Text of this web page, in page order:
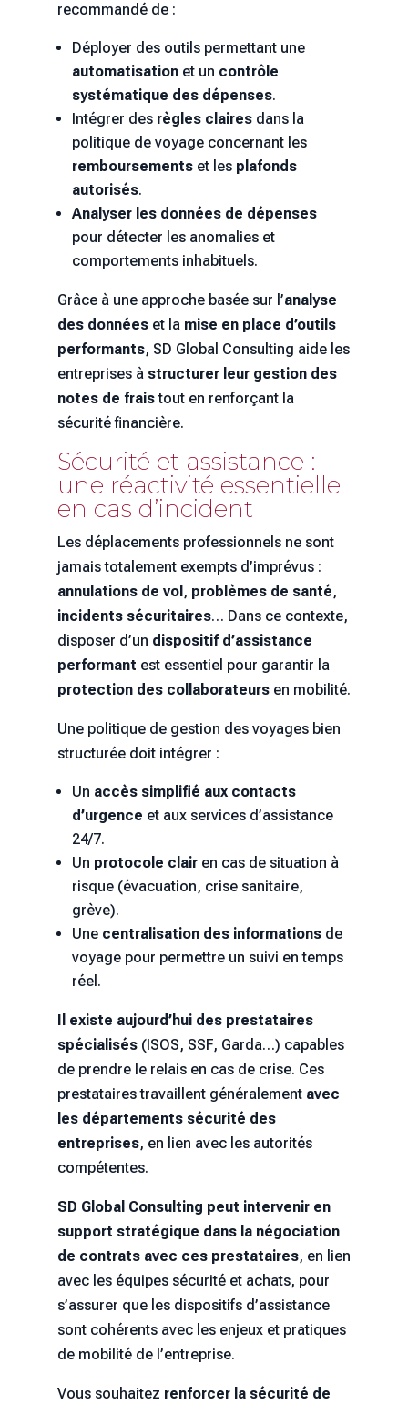
recommandé de :
Déployer des outils permettant une
automatisationet un contrôle
systématique des dépenses.
Intégrer des règles clairesdans la
politique de voyage concernant les
remboursementset les plafonds
autorisés.
Analyser les données de dépenses
pour détecter les anomalies et
comportements inhabituels.
Grâce à une approche basée sur l’analyse
des donnéeset la mise en place d’outils
performants, SD Global Consulting aide les
entreprises à structurer leur gestion des
notes de fraistout en renforçant la
sécurité financière.
Sécurité et assistance :
une réactivité essentielle
en cas d’incident
Les déplacements professionnels ne sont
jamais totalement exempts d’imprévus :
annulations de vol , problèmes de santé,
incidents sécuritaires… Dans ce contexte,
disposer d’un dispositif d’assistance
performant est essentiel pour garantir la
protection des collaborateursen mobilité.
Une politique de gestion des voyages bien
structurée doit intégrer :
Un accès simplifié aux contacts
d’urgence et aux services d’assistance
24/7.
Un protocole clairen cas de situation à
risque (évacuation, crise sanitaire,
grève).
Une centralisation des informationsde
voyage pour permettre un suivi en temps
réel.
Il existe aujourd’hui des prestataires
spécialisés(ISOS, SSF, Garda…) capables
de prendre le relais en cas de crise. Ces
prestataires travaillent généralement avec
les départements sécurité des
entreprises, en lien avec les autorités
compétentes.
SD Global Consulting peut intervenir en
support stratégique dans la négociation
de contrats avec ces prestataires, en lien
avec les équipes sécurité et achats, pour
s’assurer que les dispositifs d’assistance
sont cohérents avec les enjeux et pratiques
de mobilité de l’entreprise.
Vous souhaitez renforcer la sécurité de